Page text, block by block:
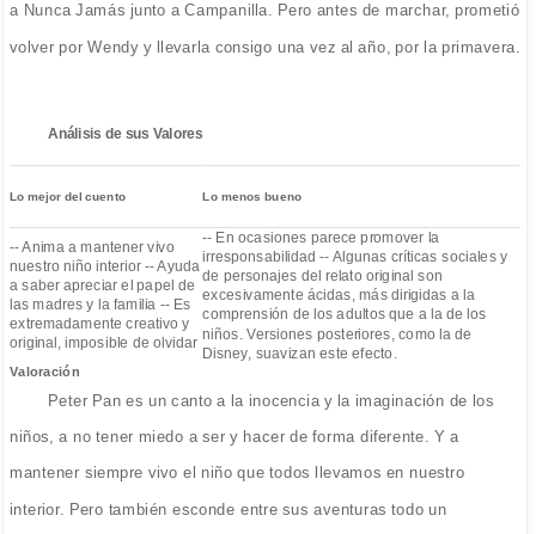
a Nunca Jamás junto a Campanilla. Pero antes de marchar, prometió
volver por Wendy y llevarla consigo una vez al año, por la primavera.
Análisis de sus Valores
Lo mejor del cuento Lo menos bueno
-- Anima a mantener vivo
nuestro niño interior -- Ayuda
a saber apreciar el papel de
las madres y la familia -- Es
extremadamente creativo y
original, imposible de olvidar
-- En ocasiones parece promover la
irresponsabilidad -- Algunas críticas sociales y
de personajes del relato original son
excesivamente ácidas, más dirigidas a la
comprensión de los adultos que a la de los
niños. Versiones posteriores, como la de
Disney, suavizan este efecto.
Valoración
Peter Pan es un canto a la inocencia y la imaginación de los
niños, a no tener miedo a ser y hacer de forma diferente. Y a
mantener siempre vivo el niño que todos llevamos en nuestro
interior. Pero también esconde entre sus aventuras todo un